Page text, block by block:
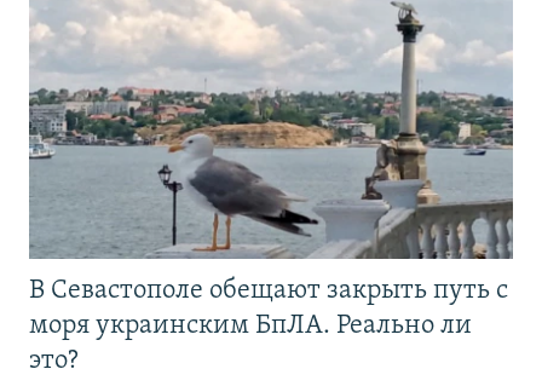
В Севастополе обещают закрыть путь с
моря украинским БпЛА. Реально ли
это?